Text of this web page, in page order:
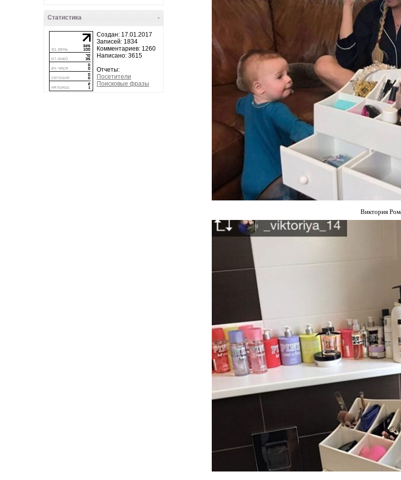
-
Статистика
Создан: 17.01.2017
Записей: 1834
Комментариев: 1260
Написано: 3615
Отчеты:
Посетители
Поисковые фразы
Виктория